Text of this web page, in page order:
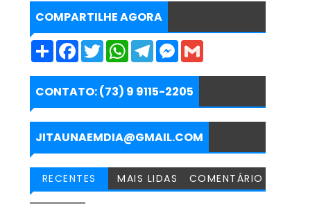
COMPARTILHE AGORA
S
r
e
F
e
b
o
k
T
w
t
t
e
r
W
t
s
p
p
T
e
g
a
m
M
s
e
g
e
r
i
CONTATO: (73) 9 9115-2205
JITAUNAEMDIA@GMAIL.COM
RECENTES MAIS LIDAS COMENTÁRIO